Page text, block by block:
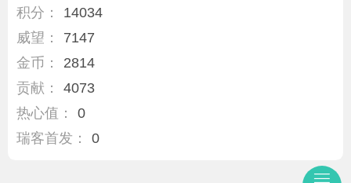
积分：
14034
威望：
7147
金币：
2814
贡献：
4073
热心值：
0
瑞客首发：
0